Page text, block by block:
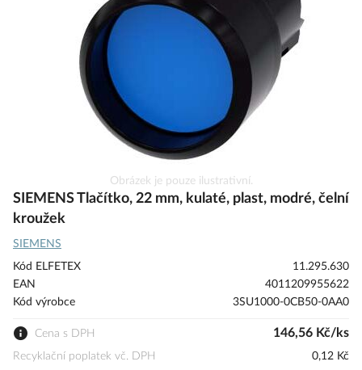
na
začátek
s
obrázky
Obrázek je pouze ilustrativní.
SIEMENS Tlačítko, 22 mm, kulaté, plast, modré, čelní
kroužek
SIEMENS
Kód ELFETEX
11.295.630
EAN
4011209955622
Kód výrobce
3SU1000-0CB50-0AA0
Cena s DPH 146,56 Kč/ks
Recyklační poplatek vč. DPH 0,12 Kč